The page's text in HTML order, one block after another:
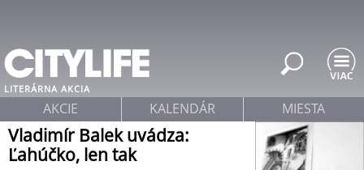
LITERÁRNA AKCIA
Vladimír Balek uvádza:
Ľahúčko, len tak
AKCIE KALENDÁR MIESTA